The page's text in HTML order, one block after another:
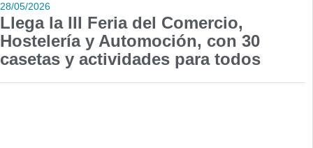
28/05/2026
Llega la III Feria del Comercio,
Hostelería y Automoción, con 30
casetas y actividades para todos